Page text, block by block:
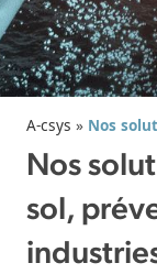
A-csys » Nos
Nos
sol,